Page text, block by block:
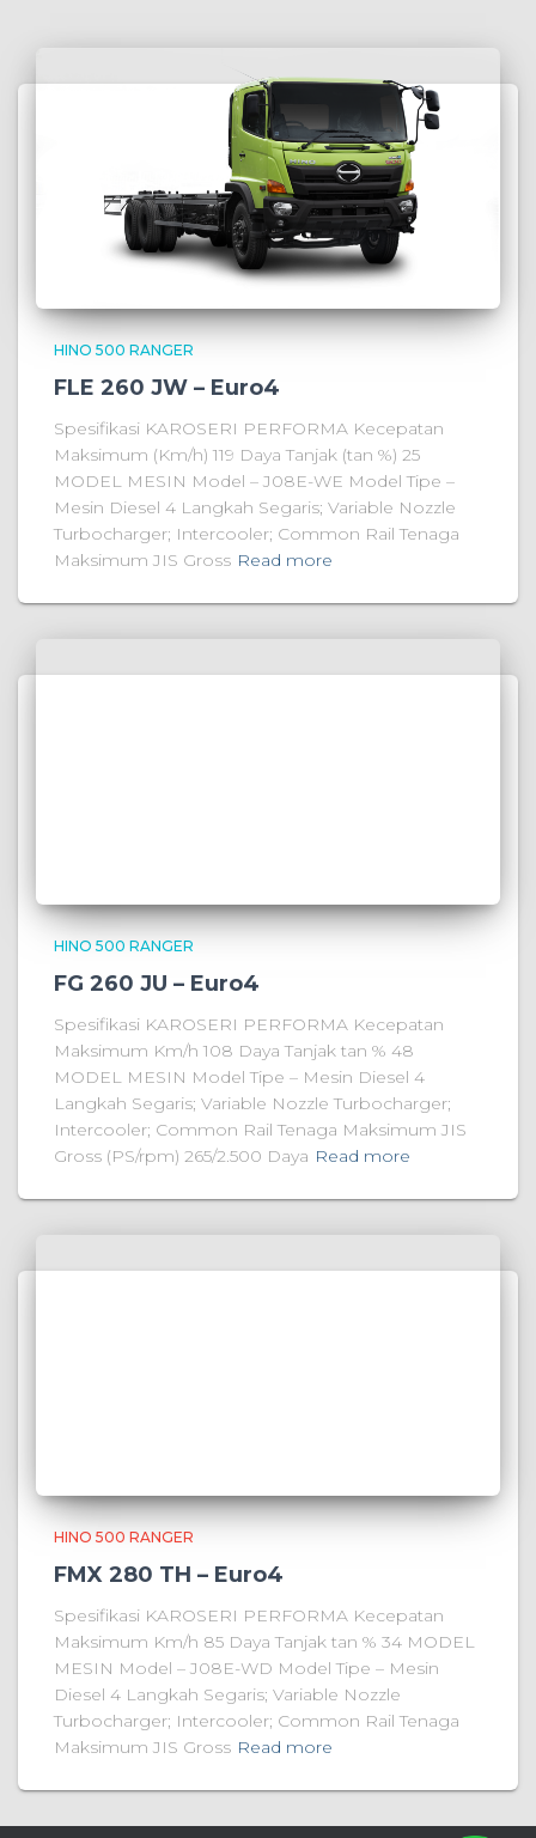
HINO 500 RANGER
FLE 260 JW – Euro4
Spesifikasi KAROSERI PERFORMA Kecepatan
Maksimum (Km/h) 119 Daya Tanjak (tan %) 25
MODEL MESIN Model – J08E-WE Model Tipe –
Mesin Diesel 4 Langkah Segaris; Variable Nozzle
Turbocharger; Intercooler; Common Rail Tenaga
Maksimum JIS Gross Read more
HINO 500 RANGER
FG 260 JU – Euro4
Spesifikasi KAROSERI PERFORMA Kecepatan
Maksimum Km/h 108 Daya Tanjak tan % 48
MODEL MESIN Model Tipe – Mesin Diesel 4
Langkah Segaris; Variable Nozzle Turbocharger;
Intercooler; Common Rail Tenaga Maksimum JIS
Gross (PS/rpm) 265/2.500 Daya Read more
HINO 500 RANGER
FMX 280 TH – Euro4
Spesifikasi KAROSERI PERFORMA Kecepatan
Maksimum Km/h 85 Daya Tanjak tan % 34 MODEL
MESIN Model – J08E-WD Model Tipe – Mesin
Diesel 4 Langkah Segaris; Variable Nozzle
Turbocharger; Intercooler; Common Rail Tenaga
Maksimum JIS Gross Read more